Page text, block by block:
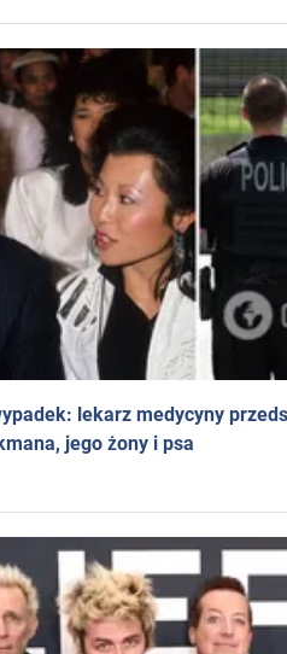
lekarz medycyny
jego żony i psa